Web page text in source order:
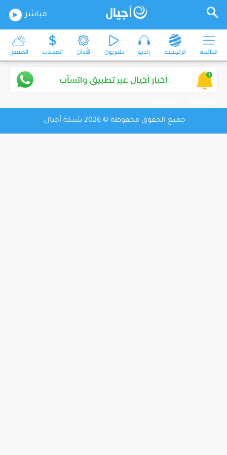
مباشر
القائمة الرئيسية راديو تلفزيون الأذان العملات الطقس
جميع الحقوق محفوظة © 2026 شبكة أجيال.